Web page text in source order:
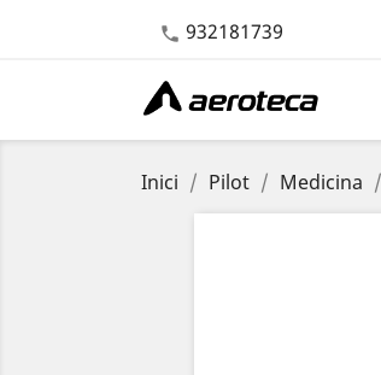
 932181739
Inici Pilot Medicina